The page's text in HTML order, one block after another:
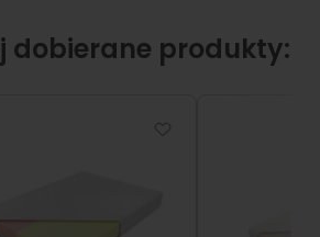
dobierane produkty: